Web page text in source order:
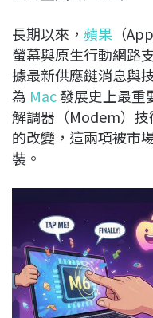
b
o
o
k
a
d
s
e
d
I
n
長期以來， 蘋果 （
螢幕與原生行動網路
據最新供應鏈消息與
為 Mac發展史上最重
解調器（Modem）
的改變，這兩項被市
裝。